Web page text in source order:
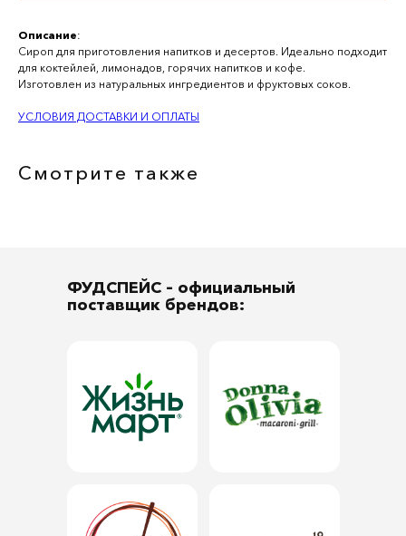
Описание:
Сироп для приготовления напитков и десертов. Идеально подходит
для коктейлей, лимонадов, горячих напитков и кофе.
Изготовлен из натуральных ингредиентов и фруктовых соков.
УСЛОВИЯ ДОСТАВКИ И ОПЛАТЫ
Смотрите также
ФУДСПЕЙС – официальный
поставщик брендов: